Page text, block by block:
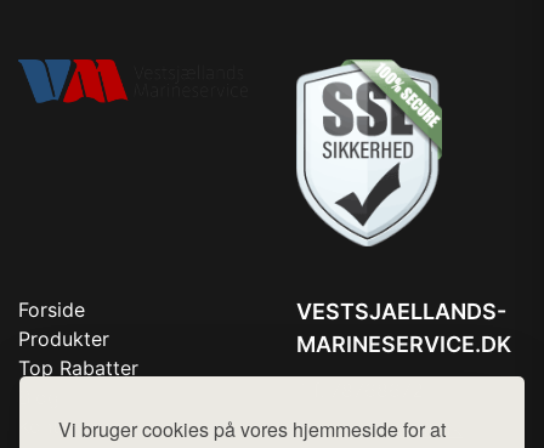
Vi bruger cookies på vores hjemmeside for at
Forside
Produkter
Top Rabatter
Kontakt
VESTSJAELLANDS-
MARINESERVICE.DK
Mail:hej@want.dk